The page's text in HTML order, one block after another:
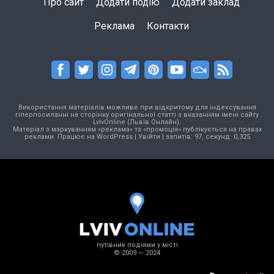
Реклама Контакти
Використання матеріалів можливе при відкритому для індексування
гіперпосиланні на сторінку оригінальної статті з вказанням імені сайту
LvivOnline (Львів Онлайн).
Матеріал з маркуванням «реклама» та «промоція» публікується на правах
реклами. Працює на WordPress| Увійти | запитів: 97, секунд: 0,325
путівник подіями у місті
© 2009 — 2024